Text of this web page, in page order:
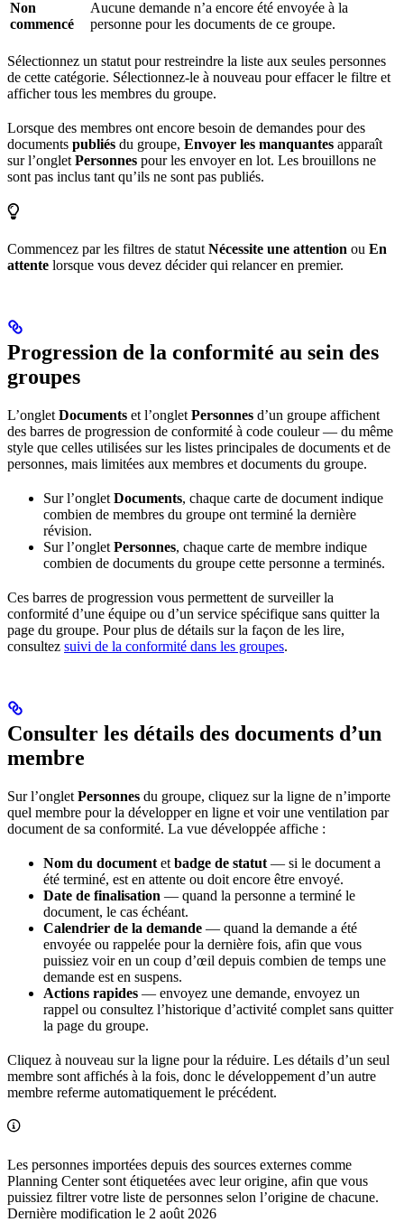
Non
commencé
Aucune demande n’a encore été envoyée à la
personne pour les documents de ce groupe.
Sélectionnez un statut pour restreindre la liste aux seules personnes
de cette catégorie. Sélectionnez-le à nouveau pour effacer le filtre et
afficher tous les membres du groupe.
Lorsque des membres ont encore besoin de demandes pour des
documents publiés du groupe, Envoyer les manquantes apparaît
sur l’onglet Personnes pour les envoyer en lot. Les brouillons ne
sont pas inclus tant qu’ils ne sont pas publiés.
Commencez par les filtres de statut Nécessite une attention ou En
attente lorsque vous devez décider qui relancer en premier.
Progression de la conformité au sein des
groupes
L’onglet Documents et l’onglet Personnes d’un groupe affichent
des barres de progression de conformité à code couleur — du même
style que celles utilisées sur les listes principales de documents et de
personnes, mais limitées aux membres et documents du groupe.
Sur l’onglet Documents, chaque carte de document indique
combien de membres du groupe ont terminé la dernière
révision.
Sur l’onglet Personnes, chaque carte de membre indique
combien de documents du groupe cette personne a terminés.
Ces barres de progression vous permettent de surveiller la
conformité d’une équipe ou d’un service spécifique sans quitter la
page du groupe. Pour plus de détails sur la façon de les lire,
consultez suivi de la conformité dans les groupes.
Consulter les détails des documents d’un
membre
Sur l’onglet Personnes du groupe, cliquez sur la ligne de n’importe
quel membre pour la développer en ligne et voir une ventilation par
document de sa conformité. La vue développée affiche :
Nom du document et badge de statut — si le document a
été terminé, est en attente ou doit encore être envoyé.
Date de finalisation — quand la personne a terminé le
document, le cas échéant.
Calendrier de la demande — quand la demande a été
envoyée ou rappelée pour la dernière fois, afin que vous
puissiez voir en un coup d’œil depuis combien de temps une
demande est en suspens.
Actions rapides — envoyez une demande, envoyez un
rappel ou consultez l’historique d’activité complet sans quitter
la page du groupe.
Cliquez à nouveau sur la ligne pour la réduire. Les détails d’un seul
membre sont affichés à la fois, donc le développement d’un autre
membre referme automatiquement le précédent.
Les personnes importées depuis des sources externes comme
Planning Center sont étiquetées avec leur origine, afin que vous
puissiez filtrer votre liste de personnes selon l’origine de chacune.
Dernière modification le 2 août 2026